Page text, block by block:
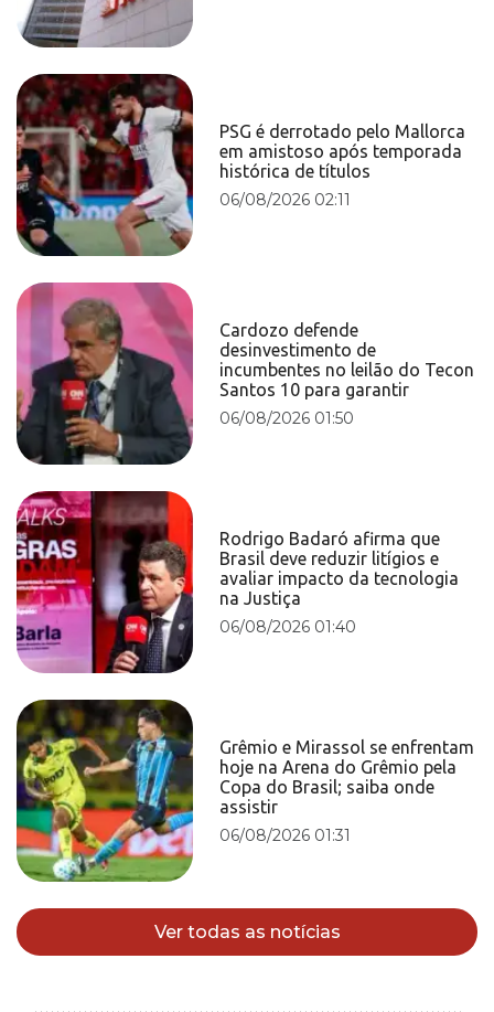
PSG é derrotado pelo Mallorca
em amistoso após temporada
histórica de títulos
06/08/2026 02:11
Cardozo defende
desinvestimento de
incumbentes no leilão do Tecon
Santos 10 para garantir
06/08/2026 01:50
Rodrigo Badaró afirma que
Brasil deve reduzir litígios e
avaliar impacto da tecnologia
na Justiça
06/08/2026 01:40
Grêmio e Mirassol se enfrentam
hoje na Arena do Grêmio pela
Copa do Brasil; saiba onde
assistir
06/08/2026 01:31
Ver todas as notícias